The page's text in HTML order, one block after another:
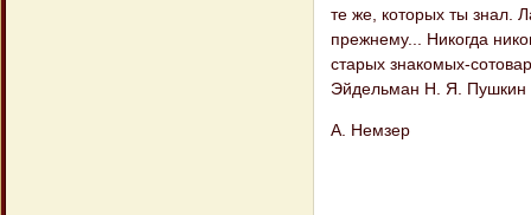
те же, которых ты знал.
прежнему... Никогда
старых знакомых-
Эйдельман Н. Я. Пушкин
А. Немзер